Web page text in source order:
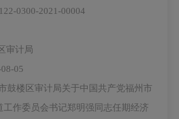
0300-2021-00004
审计局
05
鼓楼区审计局关于中国共产党福州市
工作委员会书记郑明强同志任期经济